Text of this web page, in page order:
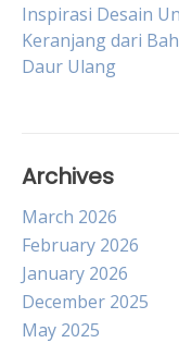
Post
Inspirasi Desain
Keranjang dari
Daur Ulang
Archives
March 2026
February 2026
January 2026
December 2025
May 2025